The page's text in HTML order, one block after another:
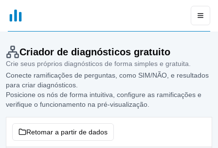
xGrapher
Criador de diagnósticos gratuito
Crie seus próprios diagnósticos de forma simples e gratuita.
Conecte ramificações de perguntas, como SIM/NÃO, e resultados
para criar diagnósticos.
Posicione os nós de forma intuitiva, configure as ramificações e
verifique o funcionamento na pré-visualização.
Retomar a partir de dados